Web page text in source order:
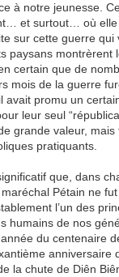
à notre jeunesse.
et surtout… où elle
sur cette guerre qui
paysans montrèrent
certain que de
mois de la guerre
avait promu un
leur seul
grande valeur,
pratiquants.
que, dans
Pétain ne
l’un des
humains de nos
du centenaire
anniversaire
la chute de Diên